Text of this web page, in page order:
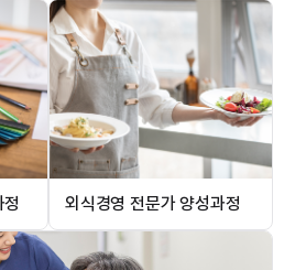
외식경영 전문가 양성과정